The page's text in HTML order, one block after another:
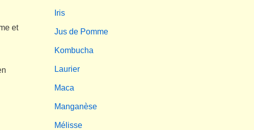
et
Iris
Jus de Pomme
Kombucha
Laurier
Maca
Manganèse
Mélisse